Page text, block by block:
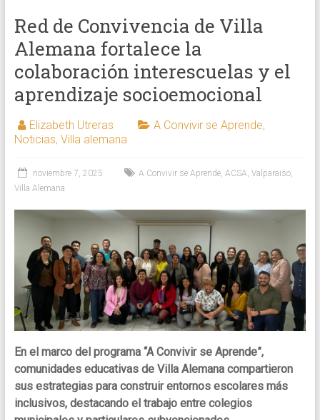
Escolar
PUCV
Acompañamos
a
las
comunidades
en
el
mejoramiento
convivencia
escolar
a
través
del
asesoramiento
equipos
de
gestión,
Red de Convivencia de Villa
Alemana fortalece la
colaboración interescuelas y el
aprendizaje socioemocional
Elizabeth Utreras A Convivir se Aprende,
Noticias, Villa alemana
noviembre 7, 2025 A Convivir se Aprende, ACSA, Valparaiso,
Villa Alemana
En el marco del programa “A Convivir se Aprende”,
comunidades educativas de Villa Alemana compartieron
sus estrategias para construir entornos escolares más
inclusivos, destacando el trabajo entre colegios